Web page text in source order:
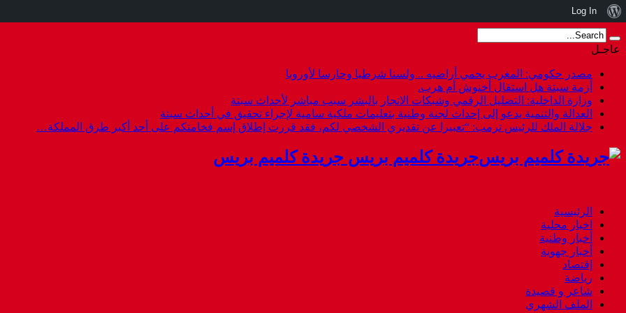
عاجـل
مصدر حكومي: المغرب يحمي أراضيه .. ولسنا شرطيا وحارسا لأوروبا
أزمة سبتة هل استقال أخنوش أم هرب.
وزارة الداخلية: التضليل الرقمي وشبكات الاتجار بالبشر سبب مباشر لأحداث سبتة
العدالة والتنمية يدعو إلى إحداث لجنة وطنية بتعليمات ملكية سامية لإجراء تحقيق في أحداث سبتة
جلالة الملك للرئيس ترمب: “تعبيرا عن تقديري الشخصي لكم، فقد قررت إطلاق إسم فخامتكم على أحد أكبر طرق المملكة…
جريدة كلميم بريس جريدة كلميم بريس
الرئيسية
اخبار محلية
أخبار وطنية
أخبار جهوية
إقتصاد
رياضة
شاعر و قصيدة
الملف الشهري
نبذة
عن
ووردبريس
Log In